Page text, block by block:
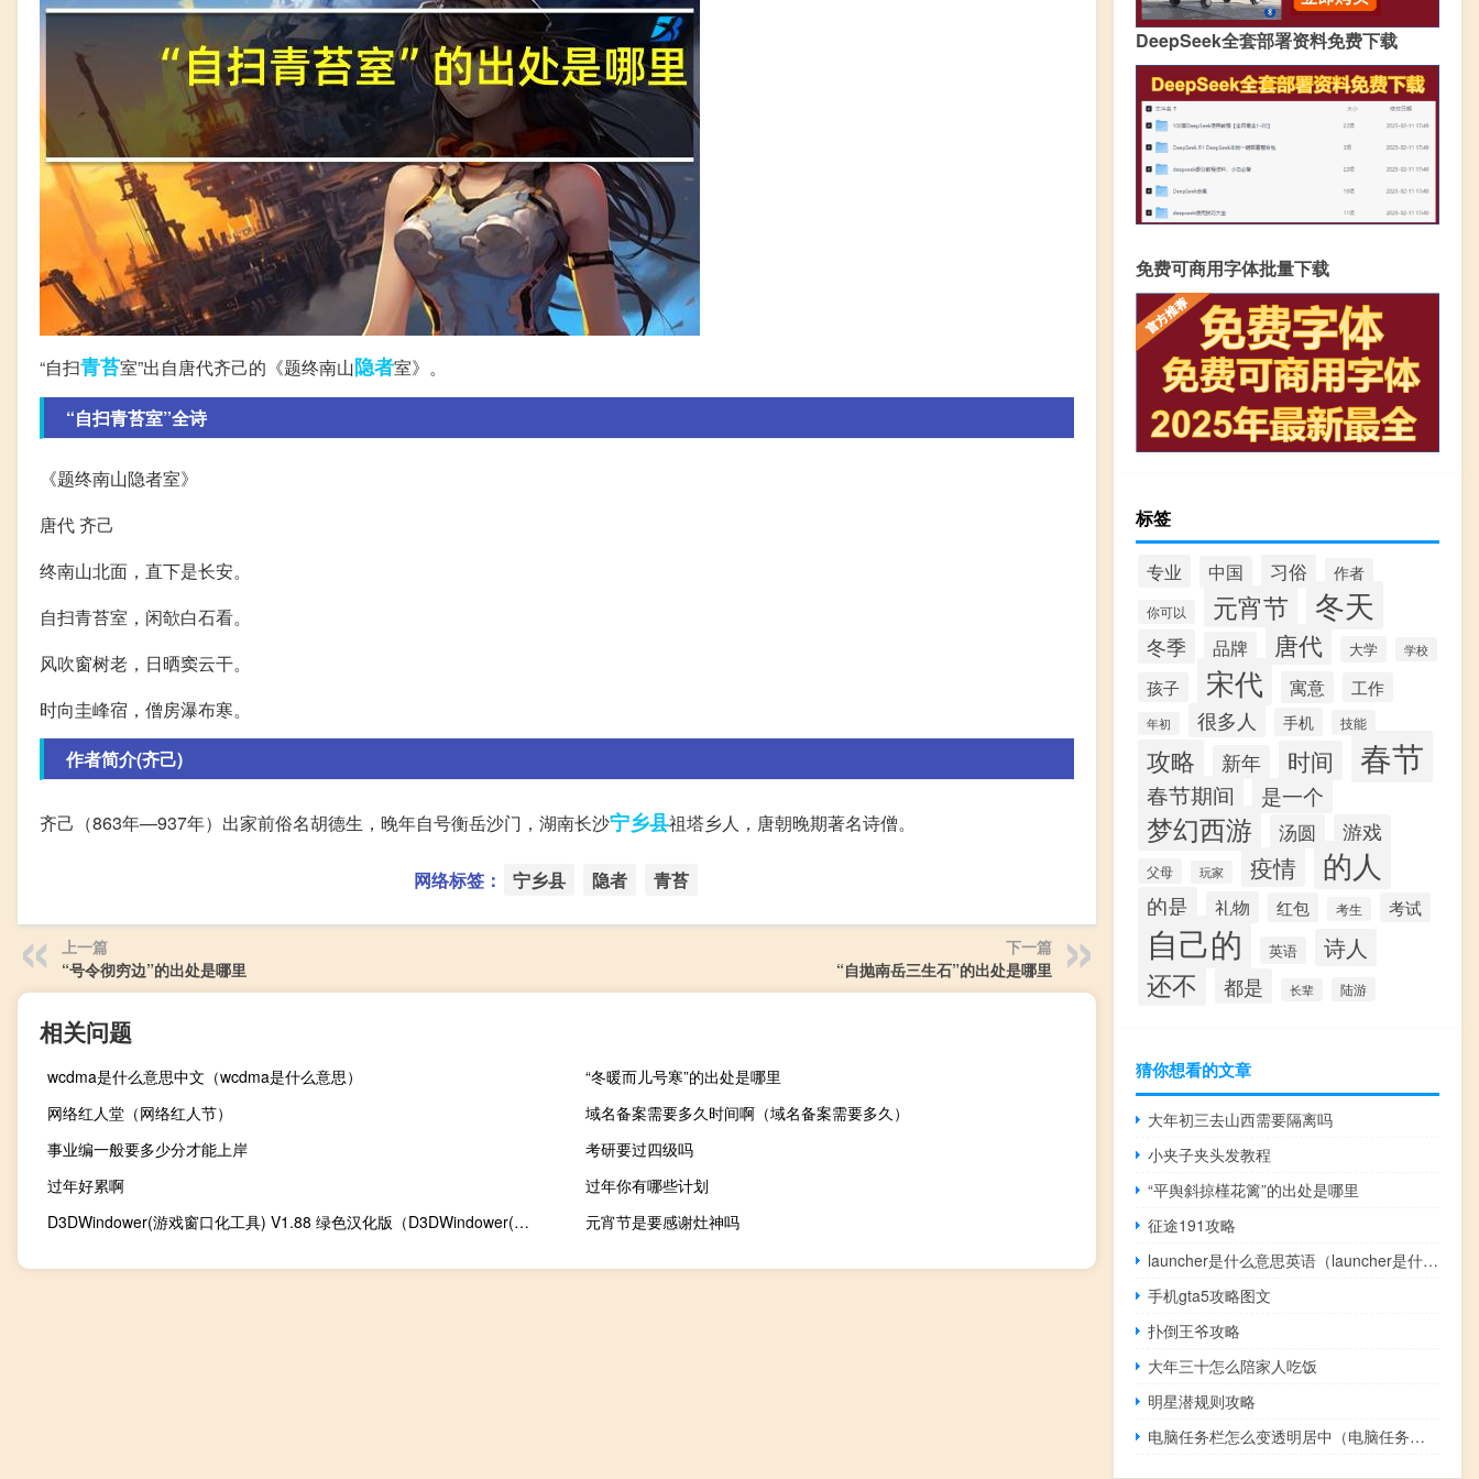
“自扫青苔室”出自唐代齐己的《题终南山隐者室》。
“自扫青苔室”全诗
《题终南山隐者室》
唐代 齐己
终南山北面，直下是长安。
自扫青苔室，闲欹白石看。
风吹窗树老，日晒窦云干。
时向圭峰宿，僧房瀑布寒。
作者简介(齐己)
齐己（863年—937年）出家前俗名胡德生，晚年自号衡岳沙门，湖南长沙宁乡县祖塔乡人，唐朝晚期著名诗僧。
网络标签： 宁乡县 隐者 青苔
上一篇
“号令彻穷边”的出处是哪里
下一篇
“自抛南岳三生石”的出处是哪里
相关问题
wcdma是什么意思中文（wcdma是什么意思）
“冬暖而儿号寒”的出处是哪里
网络红人堂（网络红人节）
域名备案需要多久时间啊（域名备案需要多久）
事业编一般要多少分才能上岸
考研要过四级吗
过年好累啊
过年你有哪些计划
D3DWindower(游戏窗口化工具) V1.88 绿色汉化版（D3DWindower(游戏窗口化工具) V1.88 绿色汉化版功能简介）
元宵节是要感谢灶神吗
DeepSeek全套部署资料免费下载
免费可商用字体批量下载
标签
专业 中国 习俗 作者
你可以 元宵节 冬天
冬季 品牌 唐代 大学 学校
孩子 宋代 寓意 工作
年初 很多人 手机 技能
攻略 新年 时间 春节
春节期间 是一个
梦幻西游 汤圆 游戏
父母 玩家 疫情 的人
的是 礼物 红包 考生 考试
自己的 英语 诗人
还不 都是 长辈 陆游
猜你想看的文章
大年初三去山西需要隔离吗
小夹子夹头发教程
“平舆斜掠槿花篱”的出处是哪里
征途191攻略
launcher是什么意思英语（launcher是什么意思）
手机gta5攻略图文
扑倒王爷攻略
大年三十怎么陪家人吃饭
明星潜规则攻略
电脑任务栏怎么变透明居中（电脑任务栏怎么变透明）